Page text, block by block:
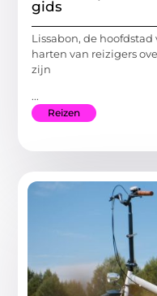
gids
Lissabon, de
harten van reizigers
zijn
...
Reizen